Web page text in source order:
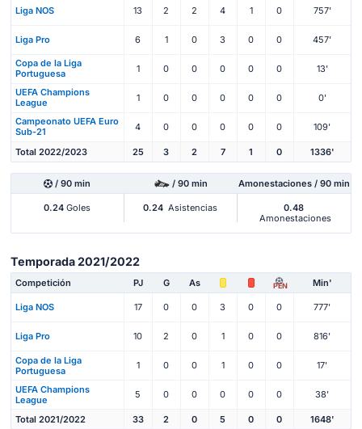
Liga NOS 13 2 2 4 1 0 757'
Liga Pro 6 1 0 3 0 0 457'
Copa de la Liga
Portuguesa
1 0 0 0 0 0 13'
UEFA Champions
League
1 0 0 0 0 0 0'
Campeonato UEFA Euro
Sub-21
4 0 0 0 0 0 109'
Total 2022/2023 25 3 2 7 1 0 1336'
/ 90 min / 90 min Amonestaciones / 90 min
0.24 Goles 0.24 Asistencias
0.48
Amonestaciones
Temporada 2021/2022
Competición PJ G As PEN Min'
Liga NOS 17 0 0 3 0 0 777'
Liga Pro 10 2 0 1 0 0 816'
Copa de la Liga
Portuguesa
1 0 0 1 0 0 17'
UEFA Champions
League
5 0 0 0 0 0 38'
Total 2021/2022 33 2 0 5 0 0 1648'